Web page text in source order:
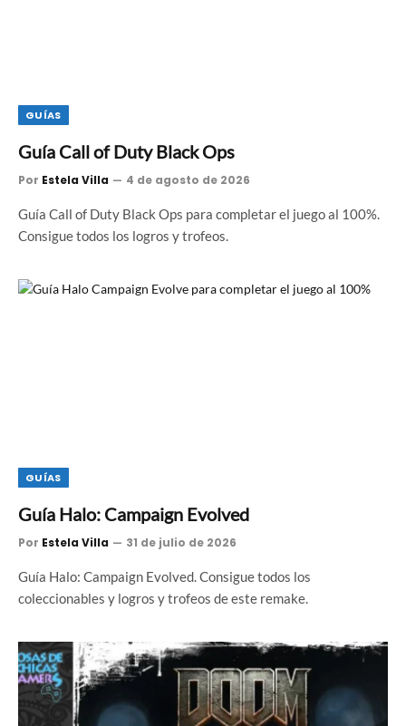
GUÍAS
Guía Call of Duty Black Ops
Por Estela Villa 4 de agosto de 2026
Guía Call of Duty Black Ops para completar el juego al 100%.
Consigue todos los logros y trofeos.
GUÍAS
Guía Halo: Campaign Evolved
Por Estela Villa 31 de julio de 2026
Guía Halo: Campaign Evolved. Consigue todos los
coleccionables y logros y trofeos de este remake.